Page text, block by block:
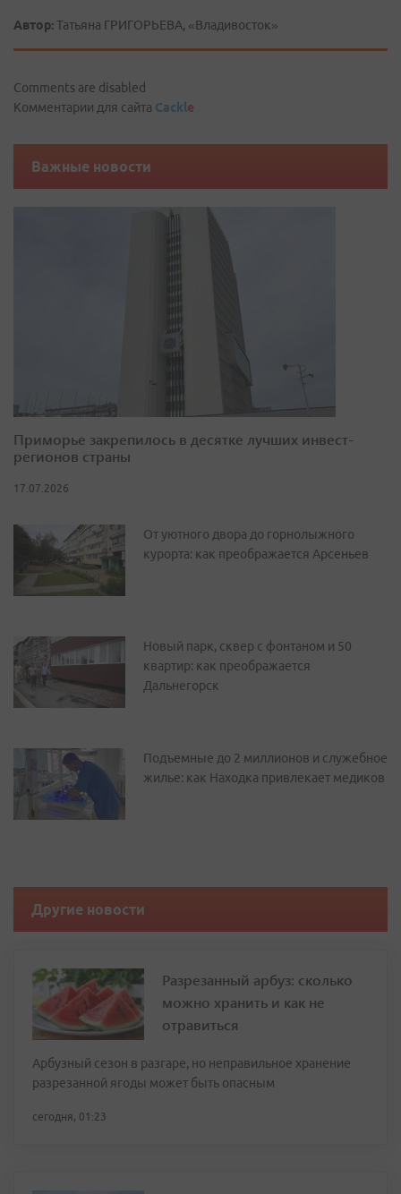
Автор:Татьяна ГРИГОРЬЕВА, «Владивосток»
Comments are disabled
Комментарии для сайта Cackle
Важные новости
Приморье закрепилось в десятке лучших инвест-
регионов страны
17.07.2026
От уютного двора до горнолыжного
курорта: как преображается Арсеньев
Новый парк, сквер с фонтаном и 50
квартир: как преображается
Дальнегорск
Подъемные до 2 миллионов и служебное
жилье: как Находка привлекает медиков
Другие новости
Разрезанный арбуз: сколько
можно хранить и как не
отравиться
Арбузный сезон в разгаре, но неправильное хранение
разрезанной ягоды может быть опасным
сегодня, 01:23